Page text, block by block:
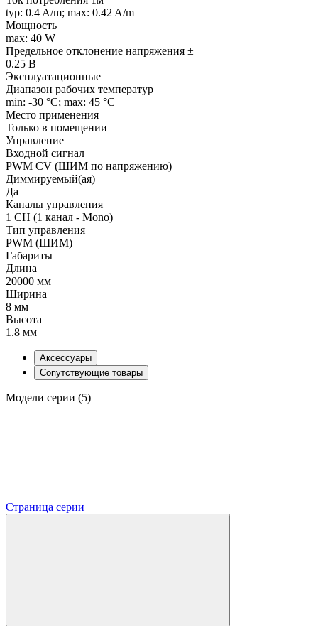
typ: 0.4 A/m; max: 0.42 A/m
Мощность
max: 40 W
Предельное отклонение напряжения ±
0.25 В
Эксплуатационные
Диапазон рабочих температур
min: -30 °C; max: 45 °C
Место применения
Только в помещении
Управление
Входной сигнал
PWM СV (ШИМ по напряжению)
Диммируемый(ая)
Да
Каналы управления
1 CH (1 канал - Mono)
Тип управления
PWM (ШИМ)
Габариты
Длина
20000 мм
Ширина
8 мм
Высота
1.8 мм
Аксессуары
Сопутствующие товары
Модели серии (5)
Страница серии